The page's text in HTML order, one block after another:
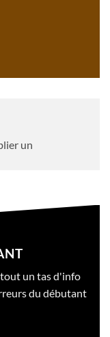
un
tout un tas d'info
du débutant